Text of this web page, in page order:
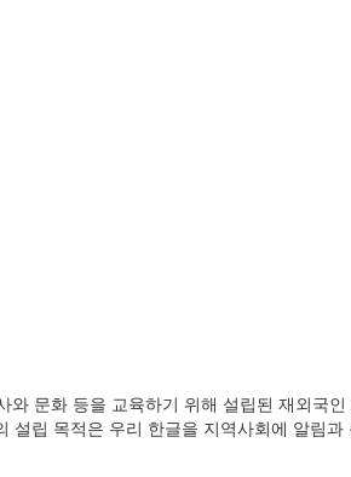
문화 등을 교육하기 위해 설립된 재외국
립 목적은 우리 한글을 지역사회에 알림